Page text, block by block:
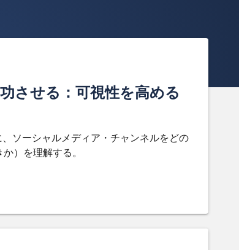
させる：可視性を高める
ソーシャルメディア・チャンネルをどの
）を理解する。